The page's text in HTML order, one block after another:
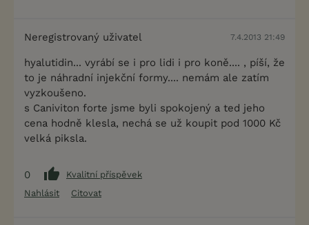
Neregistrovaný uživatel 7.4.2013 21:49
hyalutidin... vyrábí se i pro lidi i pro koně.... , píší, že
to je náhradní injekční formy.... nemám ale zatím
vyzkoušeno.
s Caniviton forte jsme byli spokojený a ted jeho
cena hodně klesla, nechá se už koupit pod 1000 Kč
velká piksla.
0
Kvalitní příspěvek
Nahlásit
Citovat